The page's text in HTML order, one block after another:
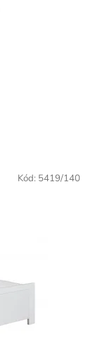
Kód: 5419/140